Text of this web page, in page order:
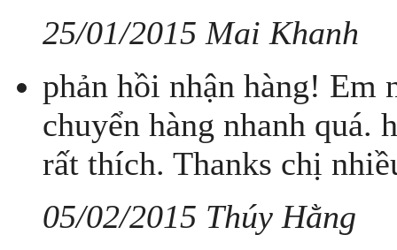
25/01/2015 Mai Khanh
phản hồi nhận hàng! Em
chuyển hàng nhanh quá.
rất thích. Thanks chị
05/02/2015 Thúy Hằng